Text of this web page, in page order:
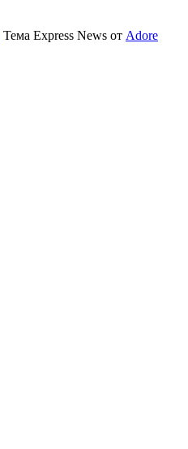
Тема Express News от Adore